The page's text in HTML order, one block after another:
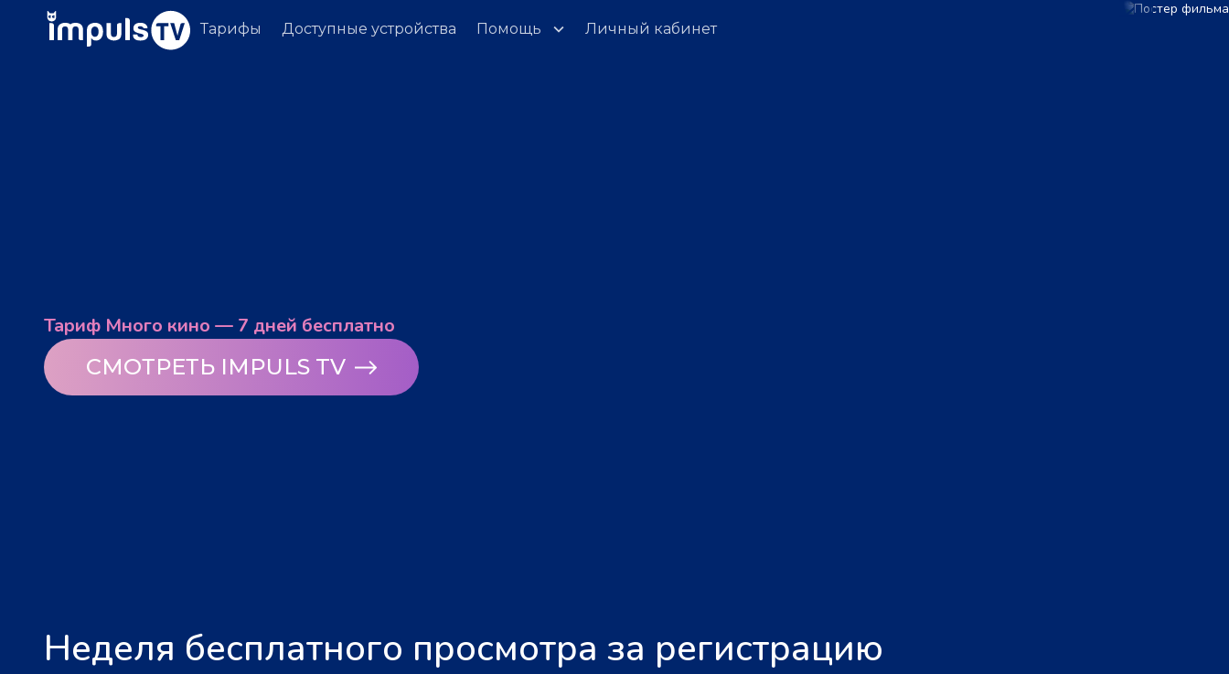
Тарифы Доступные устройства Помощь Личный кабинет
Тариф Много кино — 7 дней бесплатно
СМОТРЕТЬ IMPULS TV
Неделя бесплатного просмотра за регистрацию